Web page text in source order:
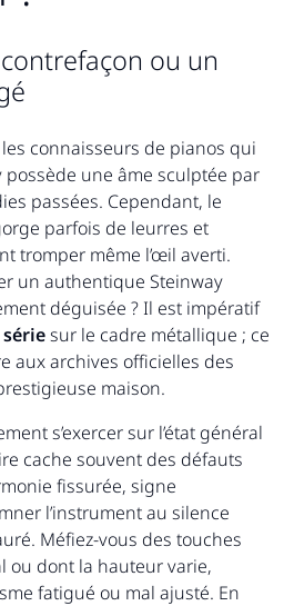
ou un
connaisseurs de pianos qui
une âme sculptée par
passées. Cependant, le
parfois de leurres et
tromper même l’œil averti.
un authentique Steinway
déguisée ? Il est impératif
sur le cadre métallique ; ce
aux archives officielles des
maison.
s’exercer sur l’état général
cache souvent des défauts
fissurée, signe
l’instrument au silence
Méfiez-vous des touches
ou dont la hauteur varie,
fatigué ou mal ajusté. En